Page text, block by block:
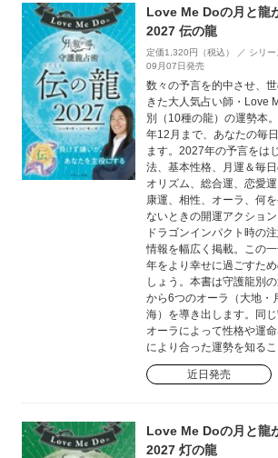
Love Me Doの月と龍
2027 伝の龍
定価1,320円（税込） ／ シリ
09月07日発売
数々の予言を的中させ、
きた大人気占い師・Love
別（10種の龍）の運勢本
年12月まで、あなたの毎
ます。2027年の予言をは
法、基本性格、月運＆毎
オリズム、総合運、恋愛
康運、相性、オーラ、何
ないときの開運アクション
ドラゴンインパクト時の
情報を幅広く掲載。この
年をより幸せに過ごすた
しょう。本書は守護龍別
から6つのオーラ（大地・
海）を導き出します。同
オーラによって性格や運
により合った運勢を知るこ
近日発売
Love Me Doの月と龍
2027 灯の龍